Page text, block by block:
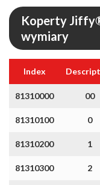
Koperty
wymiary
Index
81310000 00
81310100 0
81310200 1
81310300 2